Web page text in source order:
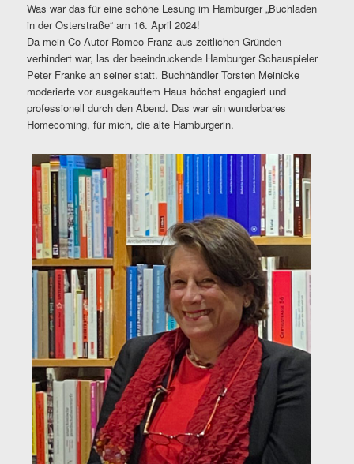
Was war das für eine schöne Lesung im Hamburger „Buchladen
in der Osterstraße“ am 16. April 2024!
Da mein Co-Autor Romeo Franz aus zeitlichen Gründen
verhindert war, las der beeindruckende Hamburger Schauspieler
Peter Franke an seiner statt. Buchhändler Torsten Meinicke
moderierte vor ausgekauftem Haus höchst engagiert und
professionell durch den Abend. Das war ein wunderbares
Homecoming, für mich, die alte Hamburgerin.